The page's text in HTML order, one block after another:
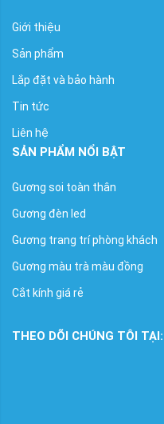
Giới thiệu
Sản phẩm
Lắp đặt và bảo hành
Tin tức
Liên hệ
SẢN PHẨM NỔI BẬT
Gương soi toàn thân
Gương đèn led
Gương trang trí phòng khách
Gương màu trà màu đồng
Cắt kính giá rẻ
THEO DÕI CHÚNG TÔI TẠI: